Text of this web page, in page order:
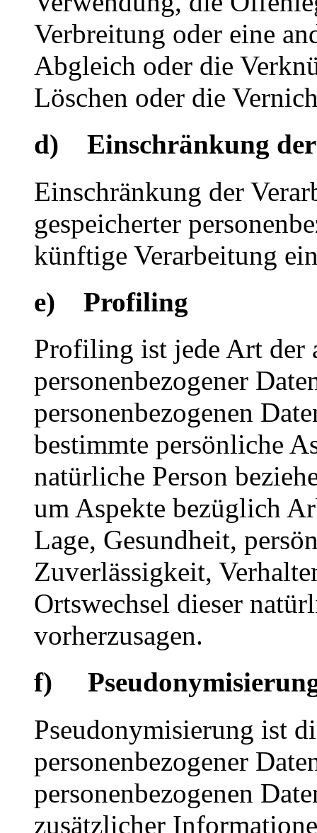
Verbreitung oder eine
Abgleich oder die
Löschen oder die
d) Einschränkung der
Einschränkung der
gespeicherter
künftige Verarbeitung
e) Profiling
Profiling ist jede Art der
personenbezogener
personenbezogenen
bestimmte persönliche
natürliche Person
um Aspekte bezüglich
Lage, Gesundheit,
Zuverlässigkeit,
Ortswechsel dieser
vorherzusagen.
f)
Pseudonymisierung ist
personenbezogener
personenbezogenen
zusätzlicher